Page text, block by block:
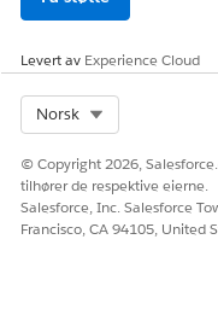
Levert av Experience Cloud
Norsk
© Copyright 2026,
tilhører de respektive eierne.
Salesforce, Inc. Salesforce
Francisco, CA 94105, United